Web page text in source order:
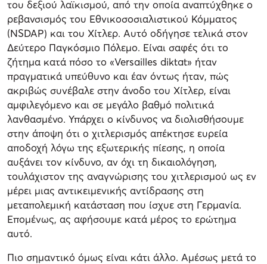
του δεξιού λαϊκισμού, από την οποία αναπτύχθηκε ο
ρεβανσισμός του Εθνικοσοσιαλιστικού Κόμματος
(NSDAP) και του Χίτλερ. Αυτό οδήγησε τελικά στον
Δεύτερο Παγκόσμιο Πόλεμο. Είναι σαφές ότι το
ζήτημα κατά πόσο το «Versailles diktat» ήταν
πραγματικά υπεύθυνο και έαν όντως ήταν, πώς
ακριβώς συνέβαλε στην άνοδο του Χίτλερ, είναι
αμφιλεγόμενο και σε μεγάλο βαθμό πολιτικά
λανθασμένο. Υπάρχει ο κίνδυνος να διολισθήσουμε
στην άποψη ότι ο χιτλερισμός απέκτησε ευρεία
αποδοχή λόγω της εξωτερικής πίεσης, η οποία
αυξάνει τον κίνδυνο, αν όχι τη δικαιολόγηση,
τουλάχιστον της αναγνώρισης του χιτλερισμού ως εν
μέρει μιας αντικειμενικής αντίδρασης στη
μεταπολεμική κατάσταση που ίσχυε στη Γερμανία.
Επομένως, ας αφήσουμε κατά μέρος το ερώτημα
αυτό.
Πιο σημαντικό όμως είναι κάτι άλλο. Αμέσως μετά το